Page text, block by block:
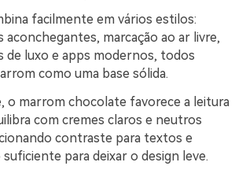
facilmente em vários estilos:
aconchegantes, marcação ao ar livre,
de luxo e apps modernos, todos
como uma base sólida.
o marrom chocolate favorece a leitura
com cremes claros e neutros
contraste para textos e
para deixar o design leve.